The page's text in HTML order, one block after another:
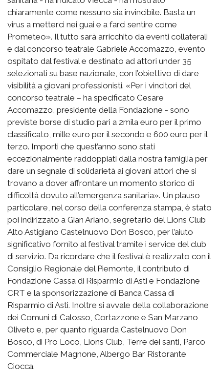
chiaramente come nessuno sia invincibile. Basta un
virus a metterci nei guai e a farci sentire come
Prometeo». Il tutto sarà arricchito da eventi collaterali
e dal concorso teatrale Gabriele Accomazzo, evento
ospitato dal festival e destinato ad attori under 35
selezionati su base nazionale, con l’obiettivo di dare
visibilità a giovani professionisti. «Per i vincitori del
concorso teatrale – ha specificato Cesare
Accomazzo, presidente della Fondazione - sono
previste borse di studio pari a 2mila euro per il primo
classificato, mille euro per il secondo e 600 euro per il
terzo. Importi che quest’anno sono stati
eccezionalmente raddoppiati dalla nostra famiglia per
dare un segnale di solidarietà ai giovani attori che si
trovano a dover affrontare un momento storico di
difficoltà dovuto all’emergenza sanitaria». Un plauso
particolare, nel corso della conferenza stampa, è stato
poi indirizzato a Gian Ariano, segretario del Lions Club
Alto Astigiano Castelnuovo Don Bosco, per l’aiuto
significativo fornito al festival tramite i service del club
di servizio. Da ricordare che il festival è realizzato con il
Consiglio Regionale del Piemonte, il contributo di
Fondazione Cassa di Risparmio di Asti e Fondazione
CRT e la sponsorizzazione di Banca Cassa di
Risparmio di Asti. Inoltre si avvale della collaborazione
dei Comuni di Calosso, Cortazzone e San Marzano
Oliveto e, per quanto riguarda Castelnuovo Don
Bosco, di Pro Loco, Lions Club, Terre dei santi, Parco
Commerciale Magnone, Albergo Bar Ristorante
Ciocca.